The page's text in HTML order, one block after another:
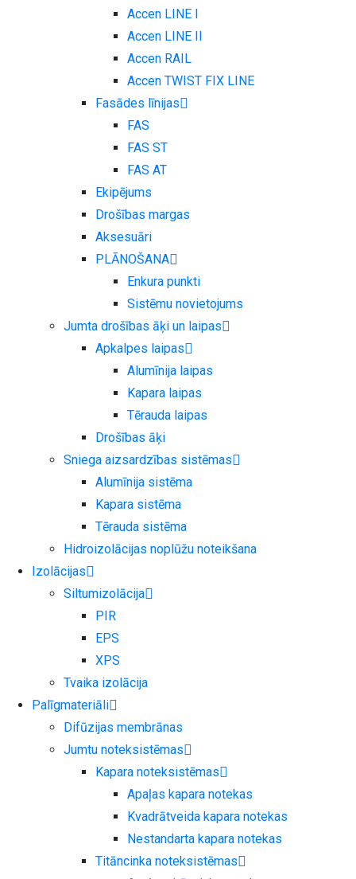
Accen LINE I
Accen LINE II
Accen RAIL
Accen TWIST FIX LINE
Fasādes līnijas
FAS
FAS ST
FAS AT
Ekipējums
Drošības margas
Aksesuāri
PLĀNOŠANA
Enkura punkti
Sistēmu novietojums
Jumta drošības āķi un laipas
Apkalpes laipas
Alumīnija laipas
Kapara laipas
Tērauda laipas
Drošības āķi
Sniega aizsardzības sistēmas
Alumīnija sistēma
Kapara sistēma
Tērauda sistēma
Hidroizolācijas noplūžu noteikšana
Izolācijas
Siltumizolācija
PIR
EPS
XPS
Tvaika izolācija
Palīgmateriāli
Difūzijas membrānas
Jumtu noteksistēmas
Kapara noteksistēmas
Apaļas kapara notekas
Kvadrātveida kapara notekas
Nestandarta kapara notekas
Titāncinka noteksistēmas